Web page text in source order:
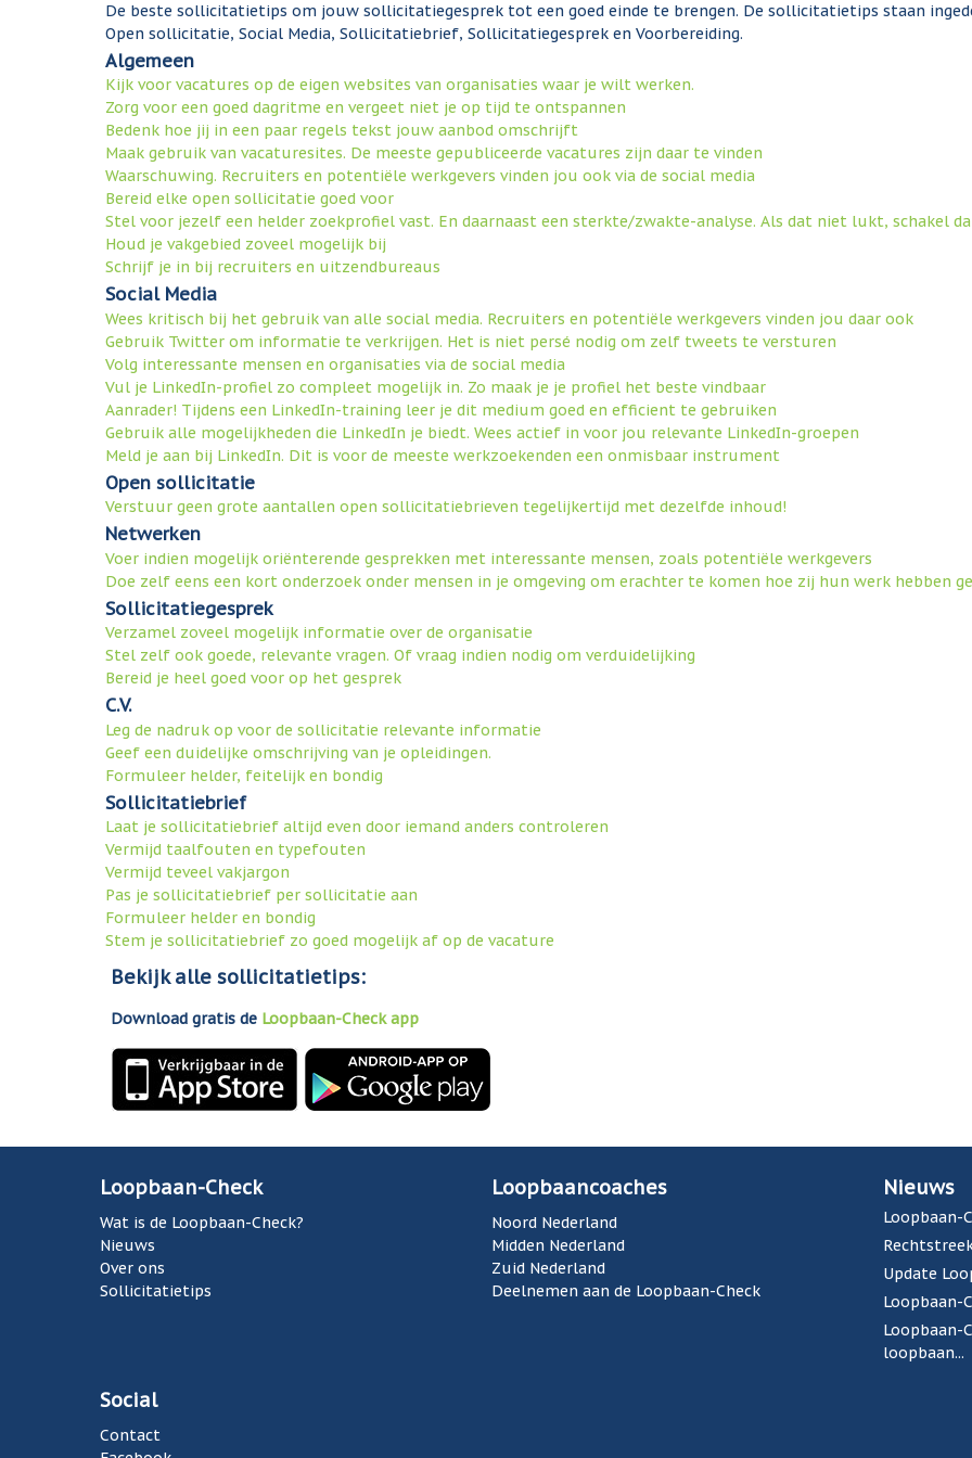
De beste sollicitatietips om jouw sollicitatiegesprek tot een goed einde te brengen. De sollicitatietips staan
Open sollicitatie, Social Media, Sollicitatiebrief, Sollicitatiegesprek en Voorbereiding.
Algemeen
Kijk voor vacatures op de eigen websites van organisaties waar je wilt werken.
Zorg voor een goed dagritme en vergeet niet je op tijd te ontspannen
Bedenk hoe jij in een paar regels tekst jouw aanbod omschrijft
Maak gebruik van vacaturesites. De meeste gepubliceerde vacatures zijn daar te vinden
Waarschuwing. Recruiters en potentiële werkgevers vinden jou ook via de social media
Bereid elke open sollicitatie goed voor
Stel voor jezelf een helder zoekprofiel vast. En daarnaast een sterkte/zwakte-analyse. Als dat niet lukt, schakel
Houd je vakgebied zoveel mogelijk bij
Schrijf je in bij recruiters en uitzendbureaus
Social Media
Wees kritisch bij het gebruik van alle social media. Recruiters en potentiële werkgevers vinden jou daar ook
Gebruik Twitter om informatie te verkrijgen. Het is niet persé nodig om zelf tweets te versturen
Volg interessante mensen en organisaties via de social media
Vul je LinkedIn-profiel zo compleet mogelijk in. Zo maak je je profiel het beste vindbaar
Aanrader! Tijdens een LinkedIn-training leer je dit medium goed en efficient te gebruiken
Gebruik alle mogelijkheden die LinkedIn je biedt. Wees actief in voor jou relevante LinkedIn-groepen
Meld je aan bij LinkedIn. Dit is voor de meeste werkzoekenden een onmisbaar instrument
Open sollicitatie
Verstuur geen grote aantallen open sollicitatiebrieven tegelijkertijd met dezelfde inhoud!
Netwerken
Voer indien mogelijk oriënterende gesprekken met interessante mensen, zoals potentiële werkgevers
Doe zelf eens een kort onderzoek onder mensen in je omgeving om erachter te komen hoe zij hun werk hebben
Sollicitatiegesprek
Verzamel zoveel mogelijk informatie over de organisatie
Stel zelf ook goede, relevante vragen. Of vraag indien nodig om verduidelijking
Bereid je heel goed voor op het gesprek
C.V.
Leg de nadruk op voor de sollicitatie relevante informatie
Geef een duidelijke omschrijving van je opleidingen.
Formuleer helder, feitelijk en bondig
Sollicitatiebrief
Laat je sollicitatiebrief altijd even door iemand anders controleren
Vermijd taalfouten en typefouten
Vermijd teveel vakjargon
Pas je sollicitatiebrief per sollicitatie aan
Formuleer helder en bondig
Stem je sollicitatiebrief zo goed mogelijk af op de vacature
Bekijk alle sollicitatietips:
Download gratis de Loopbaan-Check app
Loopbaan-Check
Wat is de Loopbaan-Check?
Nieuws
Over ons
Sollicitatietips
Loopbaancoaches
Noord Nederland
Midden Nederland
Zuid Nederland
Deelnemen aan de Loopbaan-Check
Nieuws
Loopbaan-
Update
Loopbaan-
Loopbaan-
loopbaan...
Social
Contact